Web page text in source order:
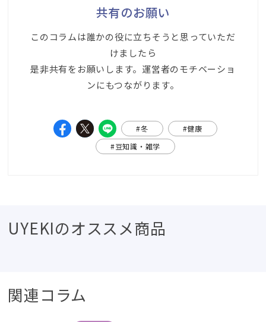
共有のお願い
このコラムは誰かの役に立ちそうと思っていただ
けましたら
是非共有をお願いします。運営者のモチベーショ
ンにもつながります。
#冬
#健康
#豆知識・雑学
UYEKIのオススメ商品
関連コラム